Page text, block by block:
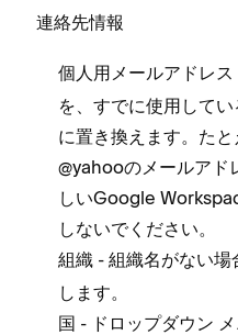
連絡先情報
個人用メ⁠ールアドレス
を⁠、すでに使用して
に置き換えます⁠。た
@yahooのメ⁠ールアド
しいGoogle
しないでください⁠。
組織 - 組織名がない場
します⁠。
国 - ドロ⁠ップダウン